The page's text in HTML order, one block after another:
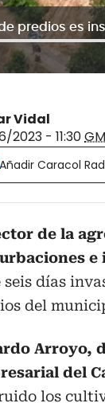
Vidal
2023 - 11:30
Añadir Caracol
de la
e
seis días
del
Arroyo,
del
los